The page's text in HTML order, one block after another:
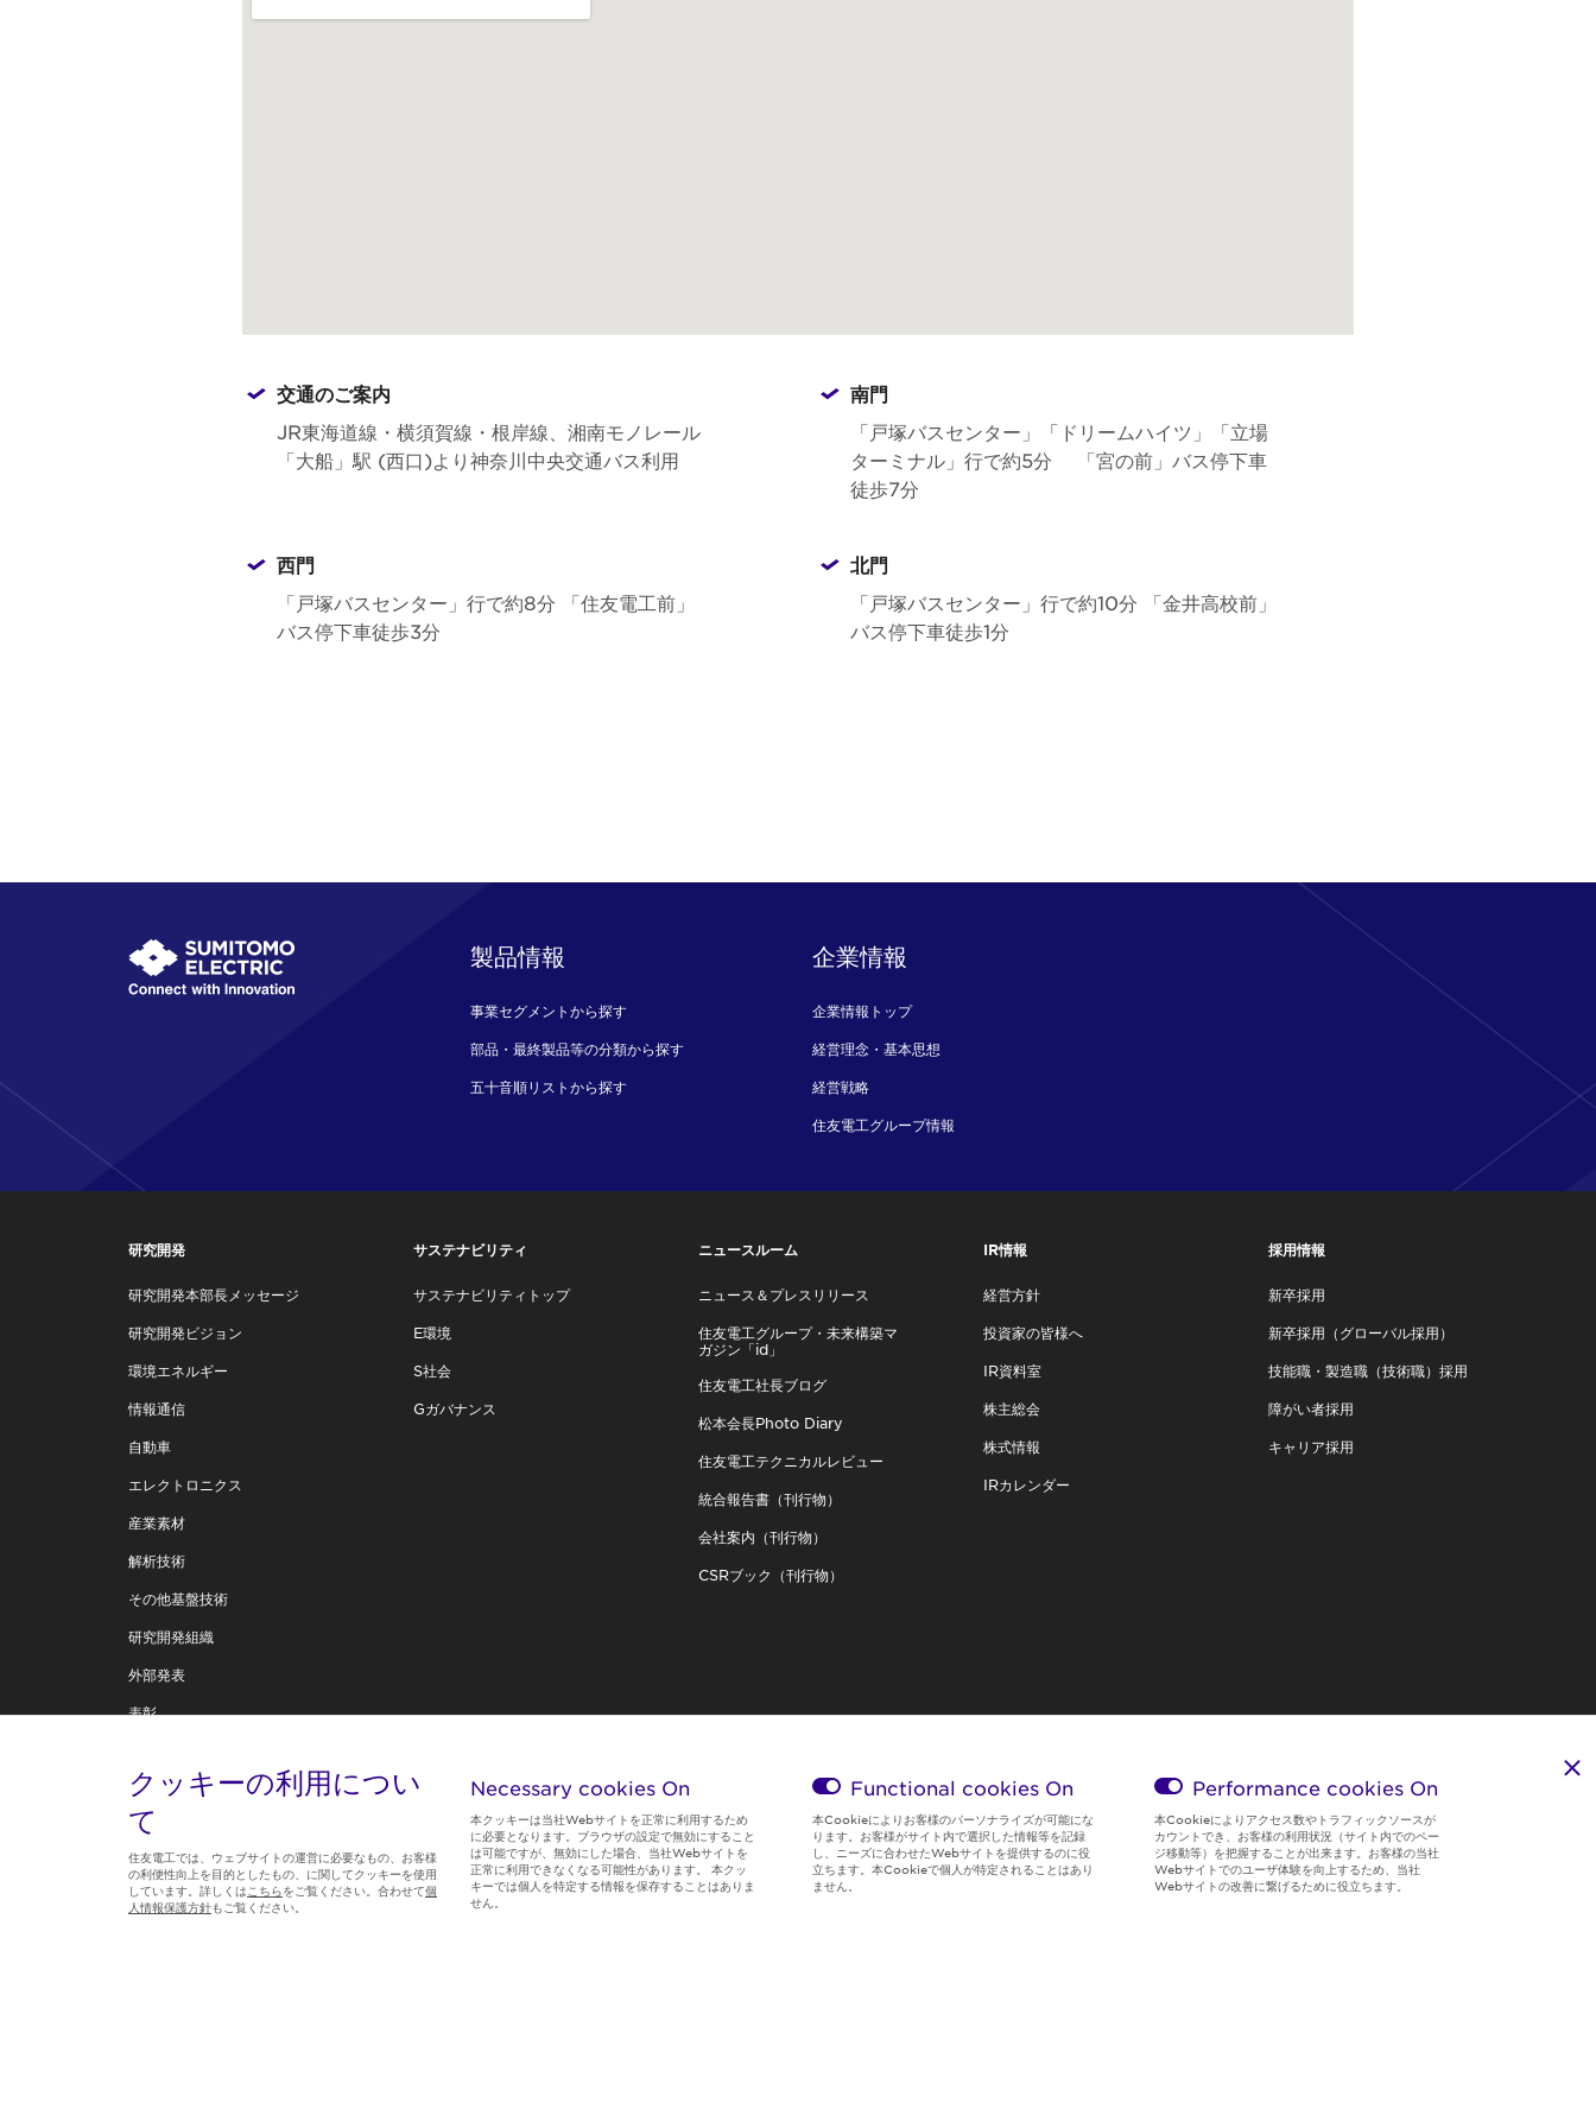
交通のご案内
JR東海道線・横須賀線・根岸線、湘南モノレール
「大船」駅 (西口)より神奈川中央交通バス利用
南門
「戸塚バスセンター」「ドリームハイツ」「立場
ターミナル」行で約5分 「宮の前」バス停下車
徒歩7分
西門
「戸塚バスセンター」行で約8分 「住友電工前」
バス停下車徒歩3分
北門
「戸塚バスセンター」行で約10分 「金井高校前」
バス停下車徒歩1分
製品情報
事業セグメントから探す
部品・最終製品等の分類から探す
五十音順リストから探す
企業情報
企業情報トップ
経営理念・基本思想
経営戦略
住友電工グループ情報
研究開発
研究開発本部長メッセージ
研究開発ビジョン
環境エネルギー
情報通信
自動車
エレクトロニクス
産業素材
解析技術
その他基盤技術
研究開発組織
外部発表
表彰
技術創造への思い
サステナビリティ
サステナビリティトップ
E環境
S社会
Gガバナンス
ニュースルーム
ニュース＆プレスリリース
住友電工グループ・未来構築マ
ガジン「id」
住友電工社長ブログ
松本会長Photo Diary
住友電工テクニカルレビュー
統合報告書（刊行物）
会社案内（刊行物）
CSRブック（刊行物）
IR情報
経営方針
投資家の皆様へ
IR資料室
株主総会
株式情報
IRカレンダー
採用情報
新卒採用
新卒採用（グローバル採用）
技能職・製造職（技術職）採用
障がい者採用
キャリア採用
Follow us
Global Privacy
サイト利用規
Social Media
Region & Language:
Japan | JP
クッキーの利用につい
て
住友電工では、ウェブサイトの運営に必要なもの、お客様
の利便性向上を目的としたもの、に関してクッキーを使用
しています。詳しくは こちらをご覧ください。合わせて個
人情報保護方針もご覧ください。
Necessary cookies On
本クッキーは当社Webサイトを正常に利用するため
に必要となります。ブラウザの設定で無効にすること
は可能ですが、無効にした場合、当社Webサイトを
正常に利用できなくなる可能性があります。 本クッ
キーでは個人を特定する情報を保存することはありま
せん。
Functional cookies On
本Cookieによりお客様のパーソナライズが可能にな
ります。お客様がサイト内で選択した情報等を記録
し、ニーズに合わせたWebサイトを提供するのに役
立ちます。本Cookieで個人が特定されることはあり
ません。
Performance cookies On
本Cookieによりアクセス数やトラフィックソースが
カウントでき、お客様の利用状況（サイト内でのペー
ジ移動等）を把握することが出来ます。お客様の当社
Webサイトでのユーザ体験を向上するため、当社
Webサイトの改善に繋げるために役立ちます。